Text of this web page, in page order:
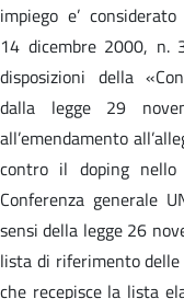
impiego e’
14 dicembre 2000,
disposizioni della
dalla legge 29
all’emendamento
contro il doping
Conferenza generale
sensi della legge 26
lista di riferimento
che recepisce la lista